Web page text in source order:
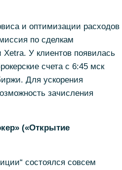
и оптимизации расходов
по сделкам
У клиентов появилась
счета с 6:45 мск
Для ускорения
зачисления
(«Открытие
состоялся совсем